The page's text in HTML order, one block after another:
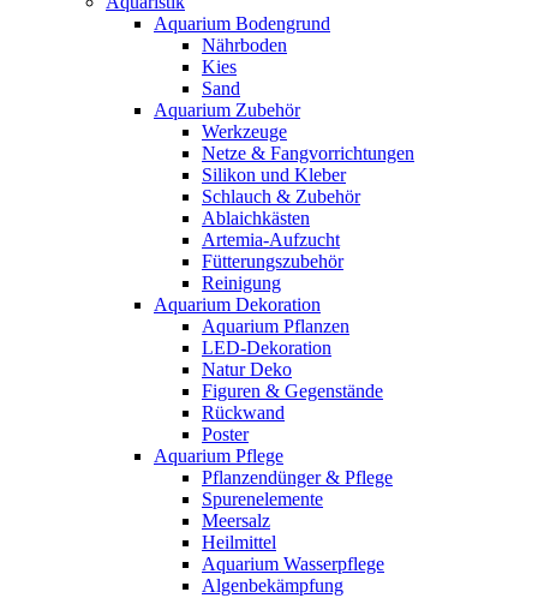
Aquarium Bodengrund
Nährboden
Kies
Sand
Aquarium Zubehör
Werkzeuge
Netze & Fangvorrichtungen
Silikon und Kleber
Schlauch & Zubehör
Ablaichkästen
Artemia-Aufzucht
Fütterungszubehör
Reinigung
Aquarium Dekoration
Aquarium Pflanzen
LED-Dekoration
Natur Deko
Figuren & Gegenstände
Rückwand
Poster
Aquarium Pflege
Pflanzendünger & Pflege
Spurenelemente
Meersalz
Heilmittel
Aquarium Wasserpflege
Algenbekämpfung